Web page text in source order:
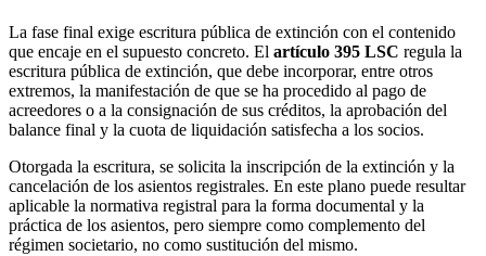
La fase final exige escritura pública de extinción con el contenido
que encaje en el supuesto concreto. El artículo 395 LSC regula la
escritura pública de extinción, que debe incorporar, entre otros
extremos, la manifestación de que se ha procedido al pago de
acreedores o a la consignación de sus créditos, la aprobación del
balance final y la cuota de liquidación satisfecha a los socios.
Otorgada la escritura, se solicita la inscripción de la extinción y la
cancelación de los asientos registrales. En este plano puede resultar
aplicable la normativa registral para la forma documental y la
práctica de los asientos, pero siempre como complemento del
régimen societario, no como sustitución del mismo.